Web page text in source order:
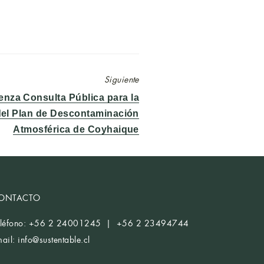
Siguiente
Consulta Pública para la
Plan de Descontaminación
Atmosférica de Coyhaique
+56 2 24001245 | +56 2 23494744
info@sustentable.cl